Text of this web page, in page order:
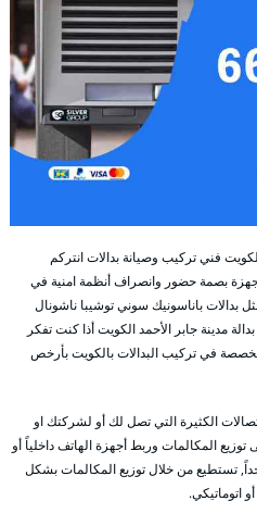
فني تركيب وصيانة بدالات انتركم
بصمة حضور وانصراف أنظمة امنية في
بدالات باناسونيك سوني توشيبا ناشونال
مدينة جابر الأحمد الكويت أذا كنت تفكر
في تركيب البدالات بالكويت بأرخص
الكثيرة التي تصل لك أو لشركتك او
توزيع المكالمات وربط أجهزة الهاتف داخلياً أو
تستطيع من خلال توزيع المكالمات بشكل
اتوماتيكي.